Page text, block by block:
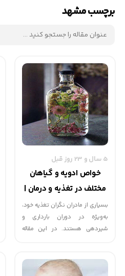
برچسب مشهد
5 سال و 23 روز قبل
خواص ادویه و گیاهان
مختلف در تغذیه و درمان |
گهوارک
بسیاری از مادران نگران تغذیه خود،
به‌ویژه در دوران بارداری و
شیردهی هستند. در این مقاله
درمان بسیاری از بیماری ها و